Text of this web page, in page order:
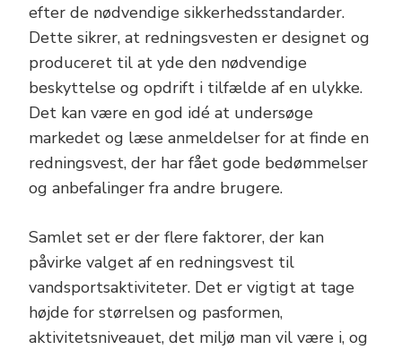
efter de nødvendige sikkerhedsstandarder.
Dette sikrer, at redningsvesten er designet og
produceret til at yde den nødvendige
beskyttelse og opdrift i tilfælde af en ulykke.
Det kan være en god idé at undersøge
markedet og læse anmeldelser for at finde en
redningsvest, der har fået gode bedømmelser
og anbefalinger fra andre brugere.
Samlet set er der flere faktorer, der kan
påvirke valget af en redningsvest til
vandsportsaktiviteter. Det er vigtigt at tage
højde for størrelsen og pasformen,
aktivitetsniveauet, det miljø man vil være i, og